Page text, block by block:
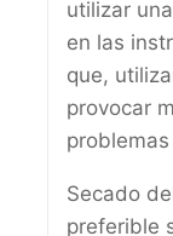
utilizar
en las
que,
provocar
Secado
preferible